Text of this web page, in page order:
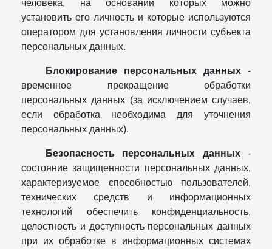
человека, на основании которых можно
установить его личность и которые используются
оператором для установления личности субъекта
персональных данных.
Блокирование персональных данных -
временное прекращение обработки
персональных данных (за исключением случаев,
если обработка необходима для уточнения
персональных данных).
Безопасность персональных данных-
состояние защищенности персональных данных,
характеризуемое способностью пользователей,
технических средств и информационных
технологий обеспечить конфиденциальность,
целостность и доступность персональных данных
при их обработке в информационных системах